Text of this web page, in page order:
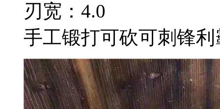
刃宽：4.0
手工锻打可砍可刺锋